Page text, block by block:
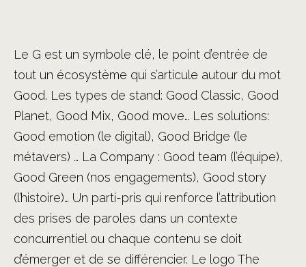
Le G est un symbole clé, le point d’entrée de
tout un écosystème qui s’articule autour du mot
Good. Les types de stand: Good Classic, Good
Planet, Good Mix, Good move… Les solutions:
Good emotion (le digital), Good Bridge (le
métavers) … La Company : Good team (l’équipe),
Good Green (nos engagements), Good story
(l’histoire)… Un parti-pris qui renforce l’attribution
des prises de paroles dans un contexte
concurrentiel ou chaque contenu se doit
d’émerger et de se différencier. Le logo The